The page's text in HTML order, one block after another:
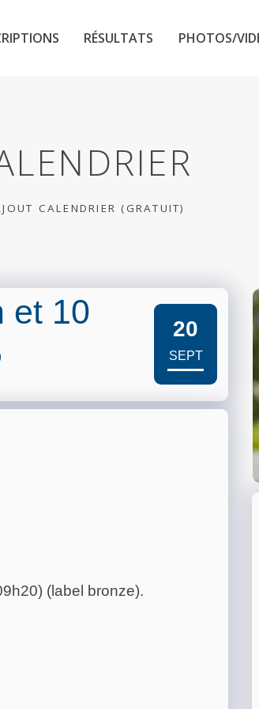
RÉSULTATS PHOTOS/
CALENDRIER (GRATUIT)
et 10
20
SEPT
(label bronze).